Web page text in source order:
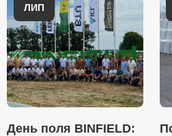
ЛИП
День поля BINFIELD: